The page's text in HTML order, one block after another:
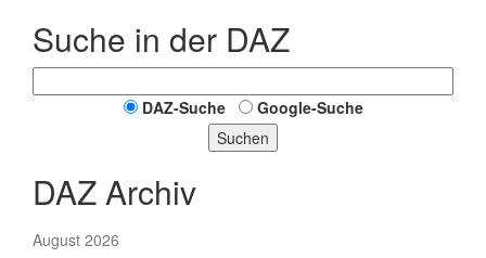
Suche in der DAZ
DAZ-Suche
Google-Suche
Suchen
DAZ Archiv
August 2026